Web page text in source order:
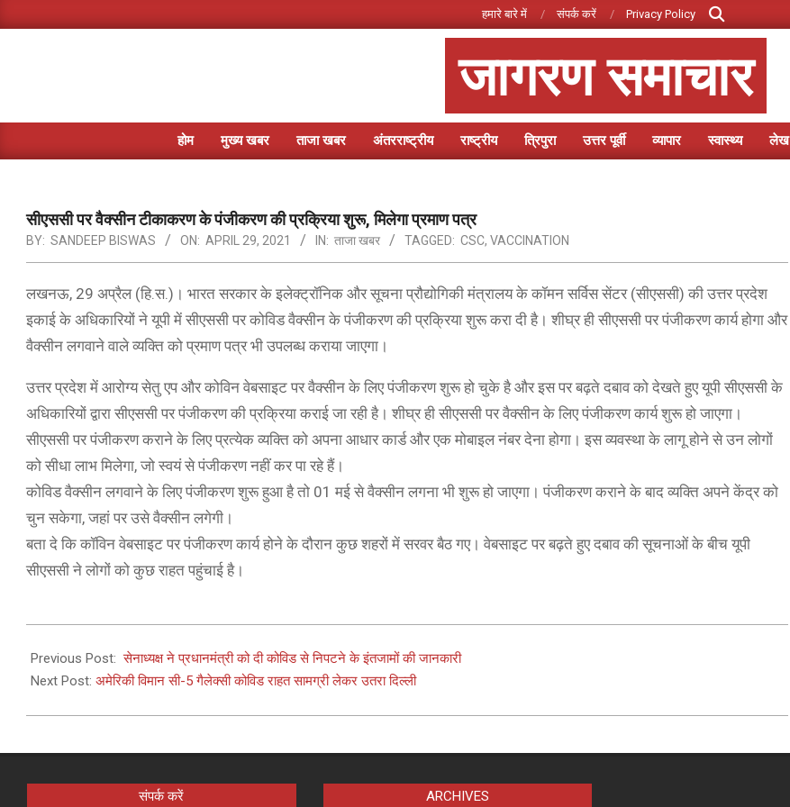
to
हमारे बारे में संपर्क करें Privacy Policy
Search
जागरण समाचार
Primary
होम मुख्य खबर ताजा खबर अंतरराष्ट्रीय राष्ट्रीय त्रिपुरा उत्तर पूर्वी व्यापार स्वास्थ्य लेख
सीएससी पर वैक्सीन टीकाकरण के पंजीकरण की प्रक्रिया शुरू, मिलेगा प्रमाण पत्र
BY: SANDEEP BISWAS ON: APRIL 29, 2021 IN: ताजा खबर TAGGED: CSC, VACCINATION
लखनऊ, 29 अप्रैल (हि.स.)। भारत सरकार के इलेक्ट्रॉनिक और सूचना प्रौद्योगिकी मंत्रालय के कॉमन सर्विस सेंटर (सीएससी) की उत्तर प्रदेश
इकाई के अधिकारियों ने यूपी में सीएससी पर कोविड वैक्सीन के पंजीकरण की प्रक्रिया शुरू करा दी है। शीघ्र ही सीएससी पर पंजीकरण कार्य होगा और
वैक्सीन लगवाने वाले व्यक्ति को प्रमाण पत्र भी उपलब्ध कराया जाएगा।
उत्तर प्रदेश में आरोग्य सेतु एप और कोविन वेबसाइट पर वैक्सीन के लिए पंजीकरण शुरू हो चुके है और इस पर बढ़ते दबाव को देखते हुए यूपी सीएससी के
अधिकारियों द्वारा सीएससी पर पंजीकरण की प्रक्रिया कराई जा रही है। शीघ्र ही सीएससी पर वैक्सीन के लिए पंजीकरण कार्य शुरू हो जाएगा।
सीएससी पर पंजीकरण कराने के लिए प्रत्येक व्यक्ति को अपना आधार कार्ड और एक मोबाइल नंबर देना होगा। इस व्यवस्था के लागू होने से उन लोगों
को सीधा लाभ मिलेगा, जो स्वयं से पंजीकरण नहीं कर पा रहे हैं।
कोविड वैक्सीन लगवाने के लिए पंजीकरण शुरू हुआ है तो 01 मई से वैक्सीन लगना भी शुरू हो जाएगा। पंजीकरण कराने के बाद व्यक्ति अपने केंद्र को
चुन सकेगा, जहां पर उसे वैक्सीन लगेगी।
बता दे कि कॉविन वेबसाइट पर पंजीकरण कार्य होने के दौरान कुछ शहरों में सरवर बैठ गए। वेबसाइट पर बढ़ते हुए दबाव की सूचनाओं के बीच यूपी
सीएससी ने लोगों को कुछ राहत पहुंचाई है।
04-
29
Previous Post: ​​ सेनाध्यक्ष ने प्रधानमंत्री को दी कोविड से निपटने के इंतजामों की जानकारी
Next Post: अमेरिकी विमान सी-5 गैलेक्सी कोविड राहत सामग्री लेकर उतरा दिल्ली
संपर्क करें ARCHIVES